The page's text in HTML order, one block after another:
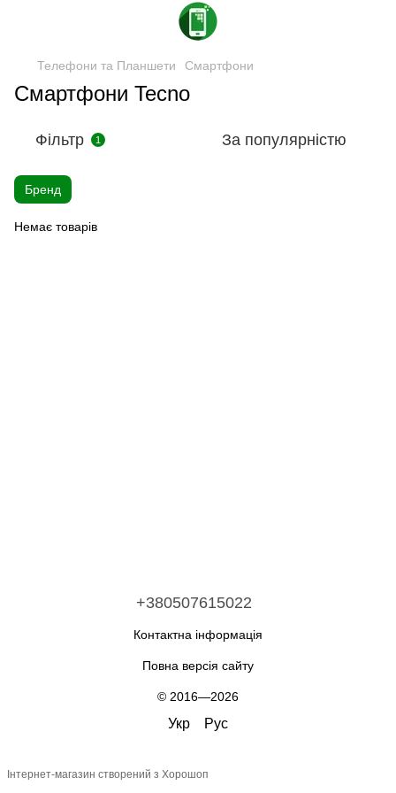
Телефони та Планшети Смартфони
Смартфони Tecno
Фільтр 1 За популярністю
Бренд
Немає товарів
+380507615022
Контактна інформація
Повна версія сайту
© 2016—2026
Укр Рус
Інтернет-магазин створений з Хорошоп